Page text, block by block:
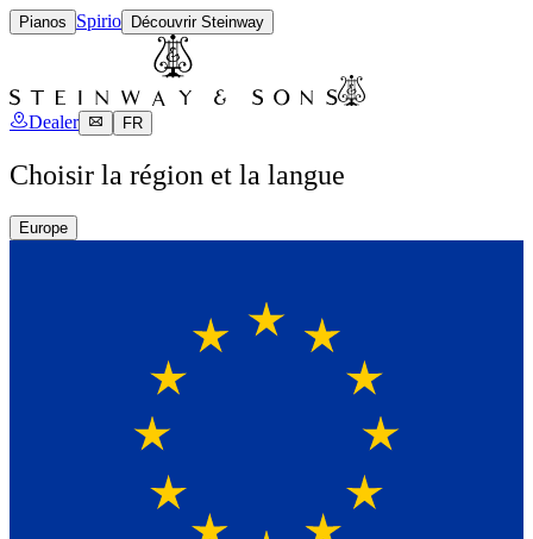
Pianos Spirio Découvrir Steinway
Dealer FR
Choisir la région et la langue
Europe